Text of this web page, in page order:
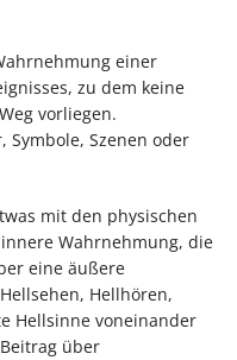
einer
zu dem keine
vorliegen.
Szenen oder
mit den physischen
Wahrnehmung, die
eine äußere
Hellhören,
Hellsinne voneinander
über